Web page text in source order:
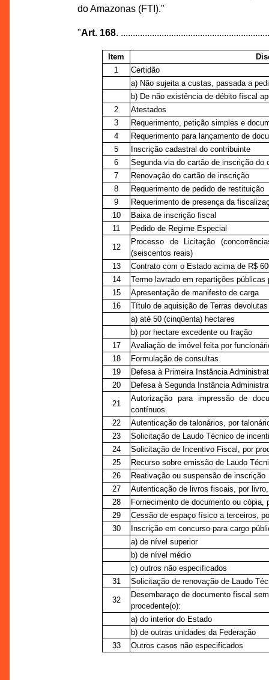
do Amazonas (FTI)."
"Art. 168.
Item
1
Certidão
a) Não sujeita a custas, passada a
b) De não existência de débito fiscal
2
Atestados
3
Requerimento, petição simples e
4
Requerimento para lançamento de
5
Inscrição cadastral do contribuinte
6
Segunda via do cartão de inscrição do
7
Renovação do cartão de inscrição
8
Requerimento de pedido de restituição
9
Requerimento de presença da
10
Baixa de inscrição fiscal
11
Pedido de Regime Especial
12
Processo de Licitação
(seiscentos reais)
13
Contrato com o Estado acima de R$
14
Termo lavrado em repartições
15
Apresentação de manifesto de carga
16
Título de aquisição de Terras devolutas
a) até 50 (cinqüenta) hectares
b) por hectare excedente ou fração
17
Avaliação de imóvel feita por
18
Formulação de consultas
19
Defesa à Primeira Instância
20
Defesa à Segunda Instância
21
Autorização para impressão de
contínuos.
22
Autenticação de talonários, por
23
Solicitação de Laudo Técnico de
24
Solicitação de Incentivo Fiscal, por
25
Recurso sobre emissão de Laudo
26
Reativação ou suspensão de inscrição
27
Autenticação de livros fiscais, por
28
Fornecimento de documento ou
29
Cessão de espaço físico a terceiros,
30
Inscrição em concurso para cargo
a) de nível superior
b) de nível médio
c) outros não especificados
31
Solicitação de renovação de Laudo
32
Desembaraço de documento fiscal
procedente(o):
a) do interior do Estado
b) de outras unidades da Federação
33
Outros casos não especificados